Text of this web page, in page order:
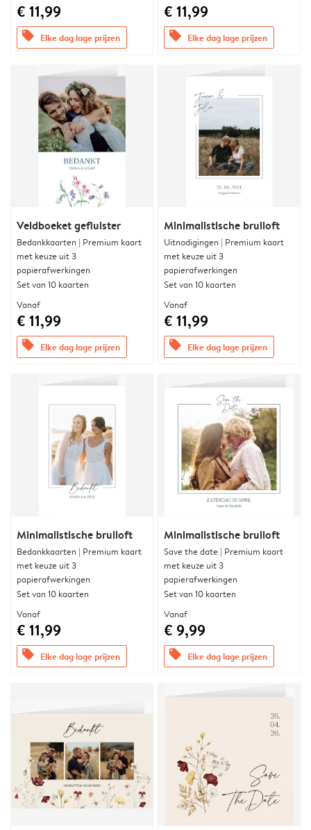
€ 11,99
offers Elke dag lage prijzen
€ 11,99
offers Elke dag lage prijzen
Veldboeket gefluister
Bedankkaarten | Premium kaart
met keuze uit 3
papierafwerkingen
Set van 10 kaarten
Vanaf
€ 11,99
offers Elke dag lage prijzen
Minimalistische bruiloft
Uitnodigingen | Premium kaart
met keuze uit 3
papierafwerkingen
Set van 10 kaarten
Vanaf
€ 11,99
offers Elke dag lage prijzen
Minimalistische bruiloft
Bedankkaarten | Premium kaart
met keuze uit 3
papierafwerkingen
Set van 10 kaarten
Vanaf
€ 11,99
offers Elke dag lage prijzen
Minimalistische bruiloft
Save the date | Premium kaart
met keuze uit 3
papierafwerkingen
Set van 10 kaarten
Vanaf
€ 9,99
offers Elke dag lage prijzen